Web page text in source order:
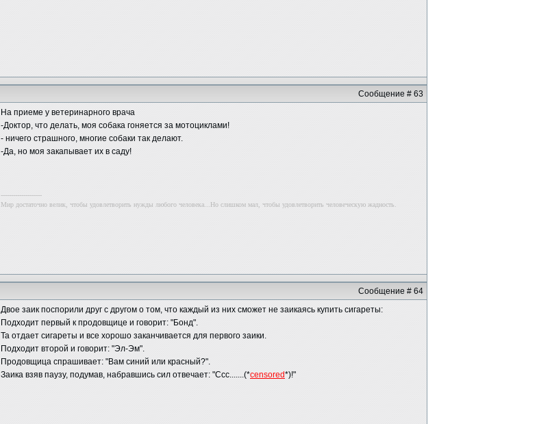
Сообщение # 63
На приеме у ветеринарного врача
-Доктор, что делать, моя собака гоняется за мотоциклами!
- ничего страшного, многие собаки так делают.
-Да, но моя закапывает их в саду!
--------------------
Мир достаточно велик, чтобы удовлетворить нужды любого человека...Но слишком мал, чтобы удовлетворить человеческую жадность.
Сообщение # 64
Двое заик поспорили друг с другом о том, что каждый из них сможет не заикаясь купить сигареты:
Подходит первый к продовщице и говорит: "Бонд".
Та отдает сигареты и все хорошо заканчивается для первого заики.
Подходит второй и говорит: "Эл-Эм".
Продовщица спрашивает: "Вам синий или красный?".
Заика взяв паузу, подумав, набравшись сил отвечает: "Ссс.......(*censored*)!"